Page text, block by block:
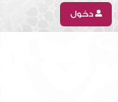
دخول